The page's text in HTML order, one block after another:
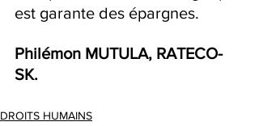
est garante des épargnes.
Philémon MUTULA, RATECO-
SK.
DROITS HUMAINS